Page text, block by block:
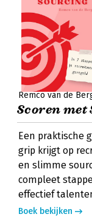
Remco van de
Scoren met
Een praktische
grip krijgt op
en slimme
compleet
effectief
Boek bekijken